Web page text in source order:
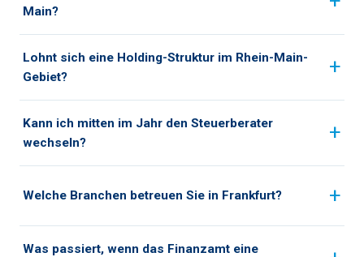
Main?
Lohnt sich eine Holding-Struktur im Rhein-Main-
Gebiet?
Kann ich mitten im Jahr den Steuerberater
wechseln?
Welche Branchen betreuen Sie in Frankfurt?
Was passiert, wenn das Finanzamt eine